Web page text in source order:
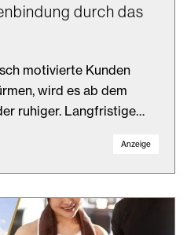
durch das
motivierte Kunden
wird es ab dem
ruhiger. Langfristige…
Anzeige